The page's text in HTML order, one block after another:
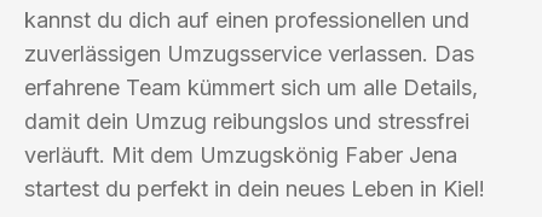
kannst du dich auf einen professionellen und
zuverlässigen Umzugsservice verlassen. Das
erfahrene Team kümmert sich um alle Details,
damit dein Umzug reibungslos und stressfrei
verläuft. Mit dem Umzugskönig Faber Jena
startest du perfekt in dein neues Leben in Kiel!